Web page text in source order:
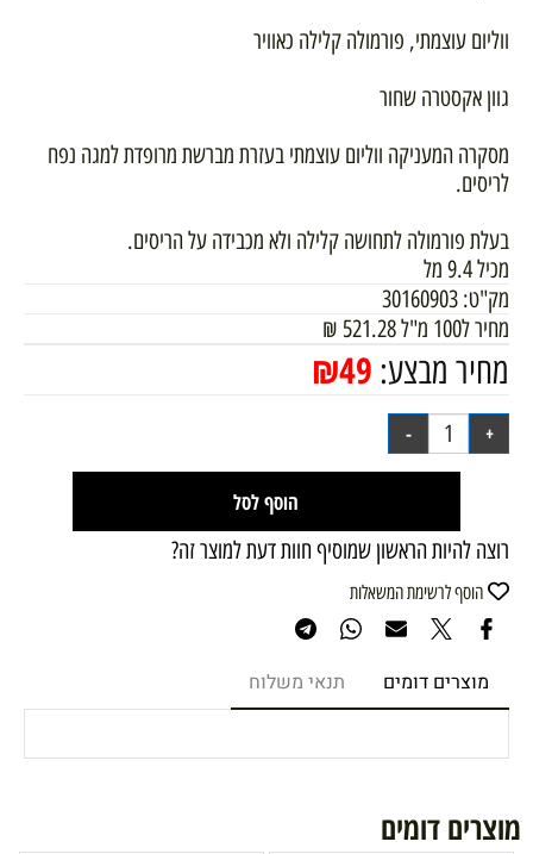
ווליום עוצמתי, פורמולה קלילה כאוויר
גוון אקסטרה שחור
מסקרה המעניקה ווליום עוצמתי בעזרת מברשת מרופדת למגה נפח
לריסים.
בעלת פורמולה לתחושה קלילה ולא מכבידה על הריסים.
מכיל 9.4 מל
מק"ט: 30160903
מחיר ל100 מ"ל
521.28
₪
מחיר מבצע: ₪49
הוסף לסל
רוצה להיות הראשון שמוסיף חוות דעת למוצר זה?
הוסף לרשימת המשאלות
מוצרים דומים תנאי משלוח
מוצרים דומים